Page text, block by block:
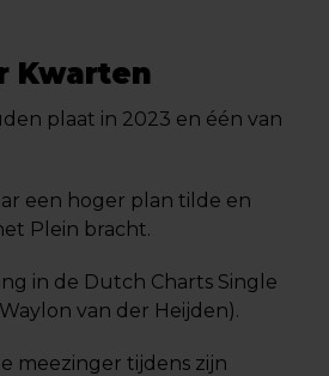
Kwarten
plaat in 2023 en één van
een hoger plan tilde en
Plein bracht.
in de Dutch Charts Single
van der Heijden).
meezinger tijdens zijn